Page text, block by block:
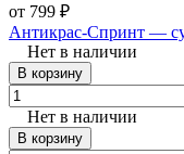
от 799 ₽
Антикрас-Спринт —
Нет в наличии
В корзину
Нет в наличии
В корзину